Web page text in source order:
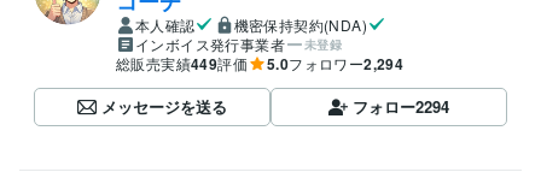
本人確認
機密保持契約(NDA)
インボイス発行事業者
未登録
総販売実績449評価 5.0フォロワー2,294
メッセージを送る フォロー2294